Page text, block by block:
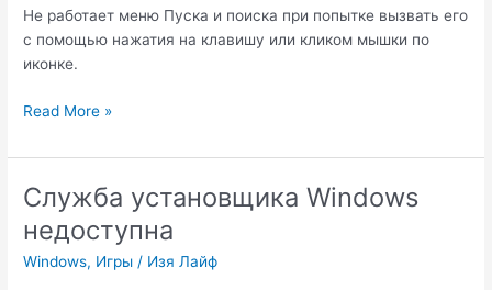
Не работает меню Пуска и поиска при попытке вызвать его
с помощью нажатия на клавишу или кликом мышки по
иконке.
Не
кнопка
Windows
Read More »
Служба установщика Windows
недоступна
Windows, Игры / Изя Лайф